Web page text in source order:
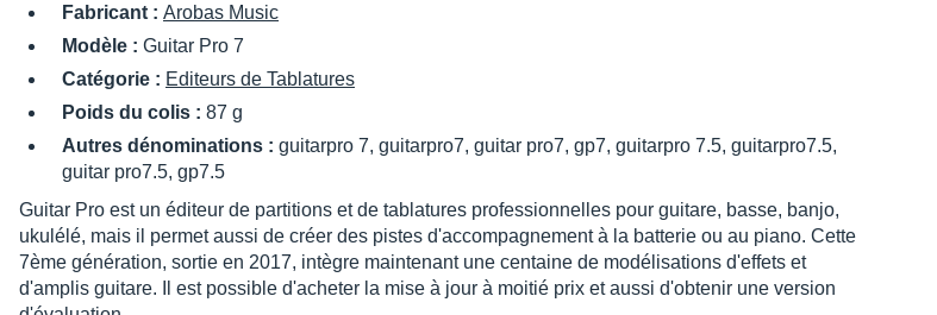
Fabricant : Arobas Music
Modèle : Guitar Pro 7
Catégorie : Editeurs de Tablatures
Poids du colis : 87 g
Autres dénominations : guitarpro 7, guitarpro7, guitar pro7, gp7, guitarpro 7.5, guitarpro7.5,
guitar pro7.5, gp7.5
Guitar Pro est un éditeur de partitions et de tablatures professionnelles pour guitare, basse, banjo,
ukulélé, mais il permet aussi de créer des pistes d'accompagnement à la batterie ou au piano. Cette
7ème génération, sortie en 2017, intègre maintenant une centaine de modélisations d'effets et
d'amplis guitare. Il est possible d'acheter la mise à jour à moitié prix et aussi d'obtenir une version